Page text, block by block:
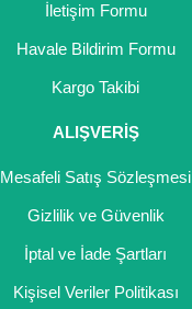
İletişim Formu
Havale Bildirim Formu
Kargo Takibi
ALIŞVERİŞ
Mesafeli Satış Sözleşmesi
Gizlilik ve Güvenlik
İptal ve İade Şartları
Kişisel Veriler Politikası